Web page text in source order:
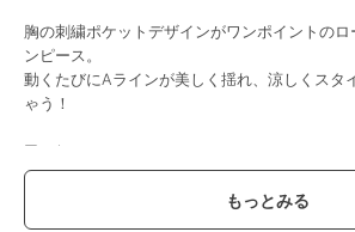
胸の刺繍ポケットデザインがワンポイントの
ンピース。
動くたびにAラインが美しく揺れ、涼しくスタ
ゃう！
■point
・BIGシルエット
・左胸刺繍入りポケット